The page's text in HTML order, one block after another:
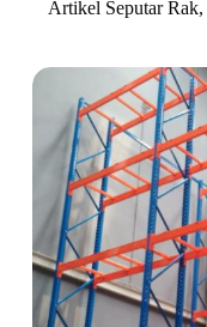
Artikel Seputar Rak,